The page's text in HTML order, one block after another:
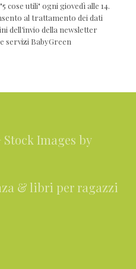
cose utili" ogni giovedì alle 14.
al trattamento dei dati
dell’invio della newsletter
servizi BabyGreen
Images by
& libri per ragazzi